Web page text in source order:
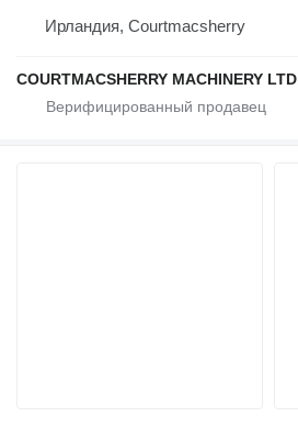
Ирландия, Courtmacsherry
COURTMACSHERRY MACHINERY LTD